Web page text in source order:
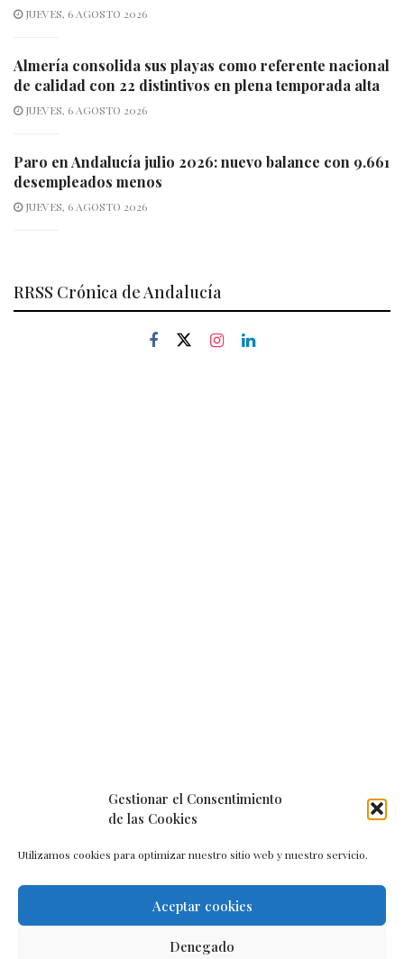
Gestionar el Consentimiento
de las Cookies
Utilizamos cookies para optimizar nuestro sitio web y nuestro servicio.
Aceptar cookies
Denegado
JUEVES, 6 AGOSTO 2026
Almería consolida sus playas como referente nacional
de calidad con 22 distintivos en plena temporada alta
JUEVES, 6 AGOSTO 2026
Paro en Andalucía julio 2026: nuevo balance con 9.661
desempleados menos
JUEVES, 6 AGOSTO 2026
RRSS Crónica de Andalucía
Política de cookies